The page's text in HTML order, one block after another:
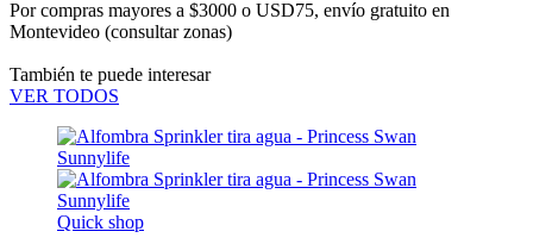
Por compras mayores a $3000 o USD75, envío gratuito en
Montevideo (consultar zonas)
También te puede interesar
VER TODOS
Quick shop